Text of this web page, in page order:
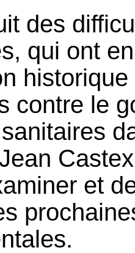
des
qui ont
contre le
et